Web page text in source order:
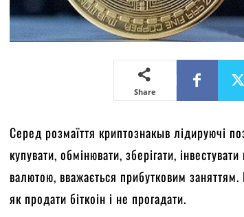
Share
Серед розмаїття криптознакыв лідируючі
купувати, обмінювати, зберігати,
валютою, вважається прибутковим
як продати біткоін і не прогадати.